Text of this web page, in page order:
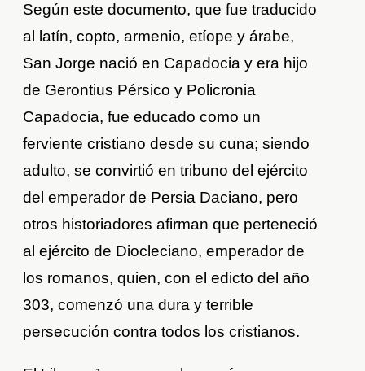
Según este documento, que fue traducido
al latín, copto, armenio, etíope y árabe,
San Jorge nació en Capadocia y era hijo
de Gerontius Pérsico y Policronia
Capadocia, fue educado como un
ferviente cristiano desde su cuna; siendo
adulto, se convirtió en tribuno del ejército
del emperador de Persia Daciano, pero
otros historiadores afirman que perteneció
al ejército de Diocleciano, emperador de
los romanos, quien, con el edicto del año
303, comenzó una dura y terrible
persecución contra todos los cristianos.